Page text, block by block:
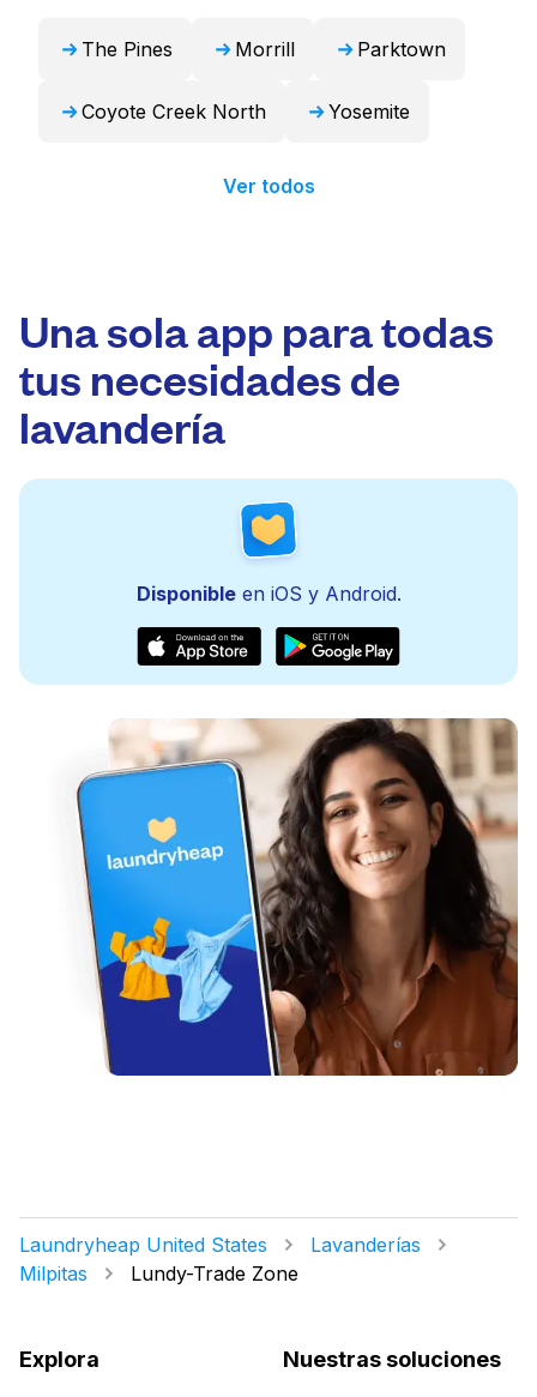
The Pines Morrill Parktown
Coyote Creek North Yosemite
Ver todos
Una sola app para todas
tus necesidades de
lavandería
Disponibleen iOS y Android.
Laundryheap United States
Lavanderías
Milpitas
Lundy-Trade Zone
Explora Nuestras soluciones